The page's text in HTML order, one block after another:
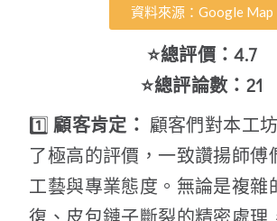
資料來源：Google Map
⭐總評價：4.7
⭐總評論數：21
1️⃣ 顧客肯定： 顧客們對本工
了極高的評價，一致讚揚師傅
工藝與專業態度。無論是複雜